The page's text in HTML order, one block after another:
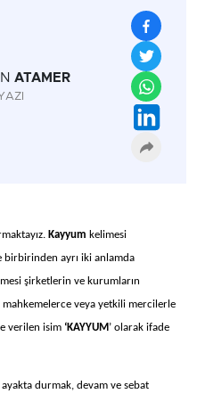
ATAMER
Kayyum kelimesi
birbirinden ayrı iki anlamda
şirketlerin ve kurumların
mahkemelerce veya yetkili mercilerle
verilen isim ‘KAYYUM ’ olarak ifade
durmak, devam ve sebat